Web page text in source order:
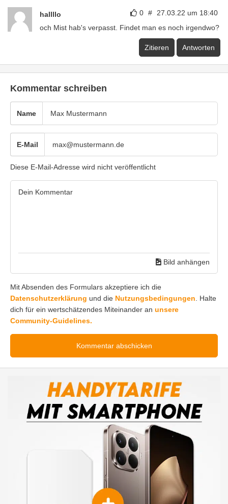
0 # 27.03.22 um 18:40
hallllo
och Mist hab's verpasst. Findet man es noch irgendwo?
Zitieren Antworten
Kommentar schreiben
Name
E-Mail
Diese E-Mail-Adresse wird nicht veröffentlicht
Bild anhängen
Mit Absenden des Formulars akzeptiere ich die
Datenschutzerklärung und die Nutzungsbedingungen . Halte
dich für ein wertschätzendes Miteinander an unsere
Community-Guidelines.